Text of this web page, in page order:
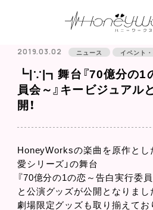
2019.03.02 ニュース イベント
┗|∵|┓舞台『70億分の1
員会～』キービジュアル
開！
HoneyWorksの楽曲を原作とし
愛シリーズ」の舞台
『70億分の1の恋～告白実行委
と公演グッズが公開となりまし
劇場限定グッズも取り揃えてお